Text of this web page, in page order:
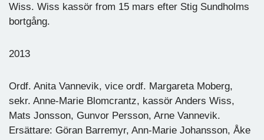
Wiss. Wiss kassör from 15 mars efter Stig Sundholms
bortgång.
2013
Ordf. Anita Vannevik, vice ordf. Margareta Moberg,
sekr. Anne-Marie Blomcrantz, kassör Anders Wiss,
Mats Jonsson, Gunvor Persson, Arne Vannevik.
Ersättare: Göran Barremyr, Ann-Marie Johansson, Åke